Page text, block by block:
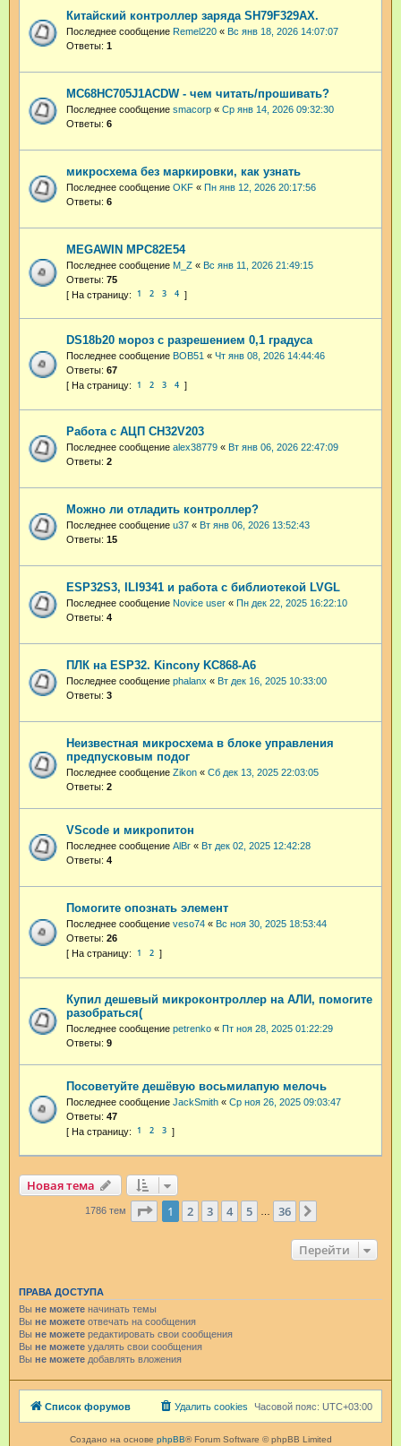
Китайский контроллер заряда SH79F329АХ.
Последнее сообщение Remel220 « Вс янв 18, 2026 14:07:07
Ответы: 1
MC68HC705J1ACDW - чем читать/прошивать?
Последнее сообщение smacorp « Ср янв 14, 2026 09:32:30
Ответы: 6
микросхема без маркировки, как узнать
Последнее сообщение OKF « Пн янв 12, 2026 20:17:56
Ответы: 6
MEGAWIN MPC82E54
Последнее сообщение M_Z « Вс янв 11, 2026 21:49:15
Ответы: 75
1 2 3 4
DS18b20 мороз с разрешением 0,1 градуса
Последнее сообщение BOB51 « Чт янв 08, 2026 14:44:46
Ответы: 67
1 2 3 4
Работа с АЦП CH32V203
Последнее сообщение alex38779 « Вт янв 06, 2026 22:47:09
Ответы: 2
Можно ли отладить контроллер?
Последнее сообщение u37 « Вт янв 06, 2026 13:52:43
Ответы: 15
ESP32S3, ILI9341 и работа с библиотекой LVGL
Последнее сообщение Novice user « Пн дек 22, 2025 16:22:10
Ответы: 4
ПЛК на ESP32. Kincony KC868-A6
Последнее сообщение phalanx « Вт дек 16, 2025 10:33:00
Ответы: 3
Неизвестная микросхема в блоке управления
предпусковым подог
Последнее сообщение Zikon « Сб дек 13, 2025 22:03:05
Ответы: 2
VScode и микропитон
Последнее сообщение AlBr « Вт дек 02, 2025 12:42:28
Ответы: 4
Помогите опознать элемент
Последнее сообщение veso74 « Вс ноя 30, 2025 18:53:44
Ответы: 26
1 2
Купил дешевый микроконтроллер на АЛИ, помогите
разобраться(
Последнее сообщение petrenko « Пт ноя 28, 2025 01:22:29
Ответы: 9
Посоветуйте дешёвую восьмилапую мелочь
Последнее сообщение JackSmith « Ср ноя 26, 2025 09:03:47
Ответы: 47
1 2 3
Новая тема
1786 тем Страница из 36
1 2 3 4 5 36
Перейти
ПРАВА ДОСТУПА
Вы не можете начинать темы
Вы не можете отвечать на сообщения
Вы не можете редактировать свои сообщения
Вы не можете удалять свои сообщения
Вы не можете добавлять вложения
Список форумов Часовой пояс: UTC+03:00
Удалить cookies
Создано на основе phpBB® Forum Software © phpBB Limited